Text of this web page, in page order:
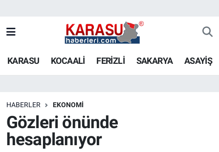
KARASU KOCAALİ FERİZLİ SAKARYA ASAYİŞ
HABERLER EKONOMİ
Gözleri önünde
hesaplanıyor